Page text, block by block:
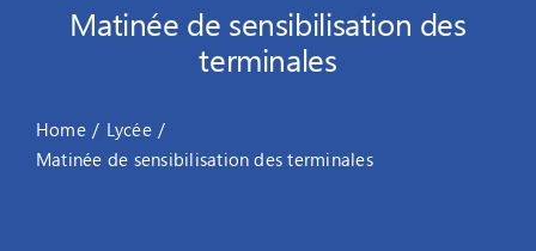
Matinée de sensibilisation des
terminales
Home
Lycée
Matinée de sensibilisation des terminales